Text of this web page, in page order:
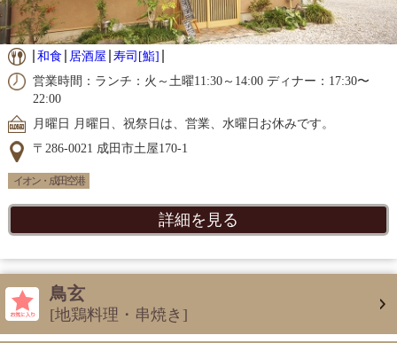
和食 居酒屋 寿司[鮨]
営業時間：ランチ：火～土曜11:30～14:00 ディナー：17:30〜
22:00
月曜日 月曜日、祝祭日は、営業、水曜日お休みです。
〒286-0021 成田市土屋170-1
イオン・成田空港
詳細を見る
鳥玄
[地鶏料理・串焼き]